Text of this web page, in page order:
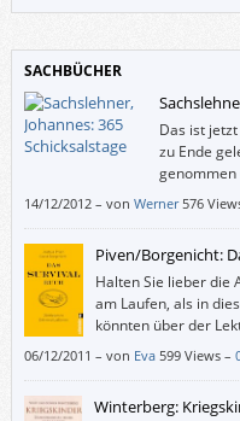
glaubt, dass er zum
Ächtung bedeutete – und im
SACHBÜCHER
Das ist
zu Ende
genommen
damit zu
14/12/2012– von Werner 576
Piven/Borgenicht:
Halten Sie lieber die
am Laufen, als in
könnten über der
06/12/2011 – von Eva 599 Views –
Winterberg: